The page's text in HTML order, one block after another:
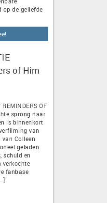
op de geliefde
of Him
OF
sprong naar
is binnenkort
van
Colleen
geladen
schuld en
verkochte
fanbase